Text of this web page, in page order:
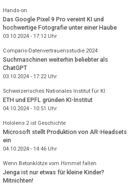
Hands-on
Das Google Pixel 9 Pro vereint KI und
hochwertige Fotografie unter einer Haube
03.10.2024 - 17:12Uhr
Comparis-Datenvertrauensstudie 2024
Suchmaschinen weiterhin beliebter als
ChatGPT
03.10.2024 - 17:22Uhr
Schweizerisches Nationales Institut für KI
ETH und EPFL gründen KI-Institut
04.10.2024 - 10:51 Uhr
Hololens 2 ist Geschichte
Microsoft stellt Produktion von AR-Headsets
ein
04.10.2024 - 14:46Uhr
Wenn Betonklötze vom Himmel fallen
Jenga ist nur etwas für kleine Kinder?
Mitnichten!